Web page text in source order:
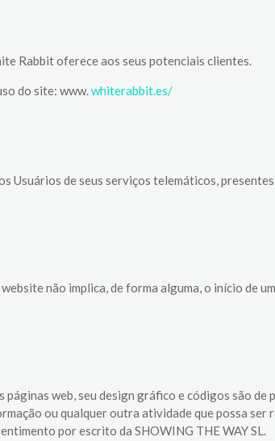
Rabbit oferece aos seus potenciais clientes.
do site: www.whiterabbit.es/
Usuários de seus serviços telemáticos,
não implica, de forma alguma, o início de
web, seu design gráfico e códigos são de
ou qualquer outra atividade que possa ser
por escrito da SHOWING THE WAY SL.